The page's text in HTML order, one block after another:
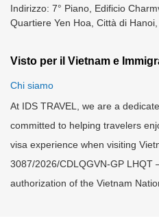
Indirizzo: 7° Piano, Edificio
Quartiere Yen Hoa, Città di
Visto per il Vietnam e
Chi siamo
At IDS TRAVEL, we are a
committed to helping travelers
visa experience when visiting
3087/2026/CDLQGVN-GP
authorization of the Vietnam